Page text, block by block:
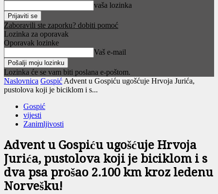
vaša lozinka
Zaboravili ste zaporku? dobiti pomoć
Lozinka za oporavak
Oporavak lozinke
Vaš e-mail
Lozinka će se vam biti poslana e-poštom.
Naslovnica Gospić Advent u Gospiću ugošćuje Hrvoja Jurića,
pustolova koji je biciklom i s...
Gospić
vijesti
Zanimljivosti
Advent u Gospiću ugošćuje Hrvoja
Jurića, pustolova koji je biciklom i s
dva psa prošao 2.100 km kroz ledenu
Norvešku!